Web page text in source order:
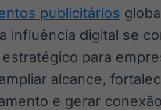
Radar
inteligente
notícias e
conteúdos
publicitários
influência digital se
para
alcance,
e gerar